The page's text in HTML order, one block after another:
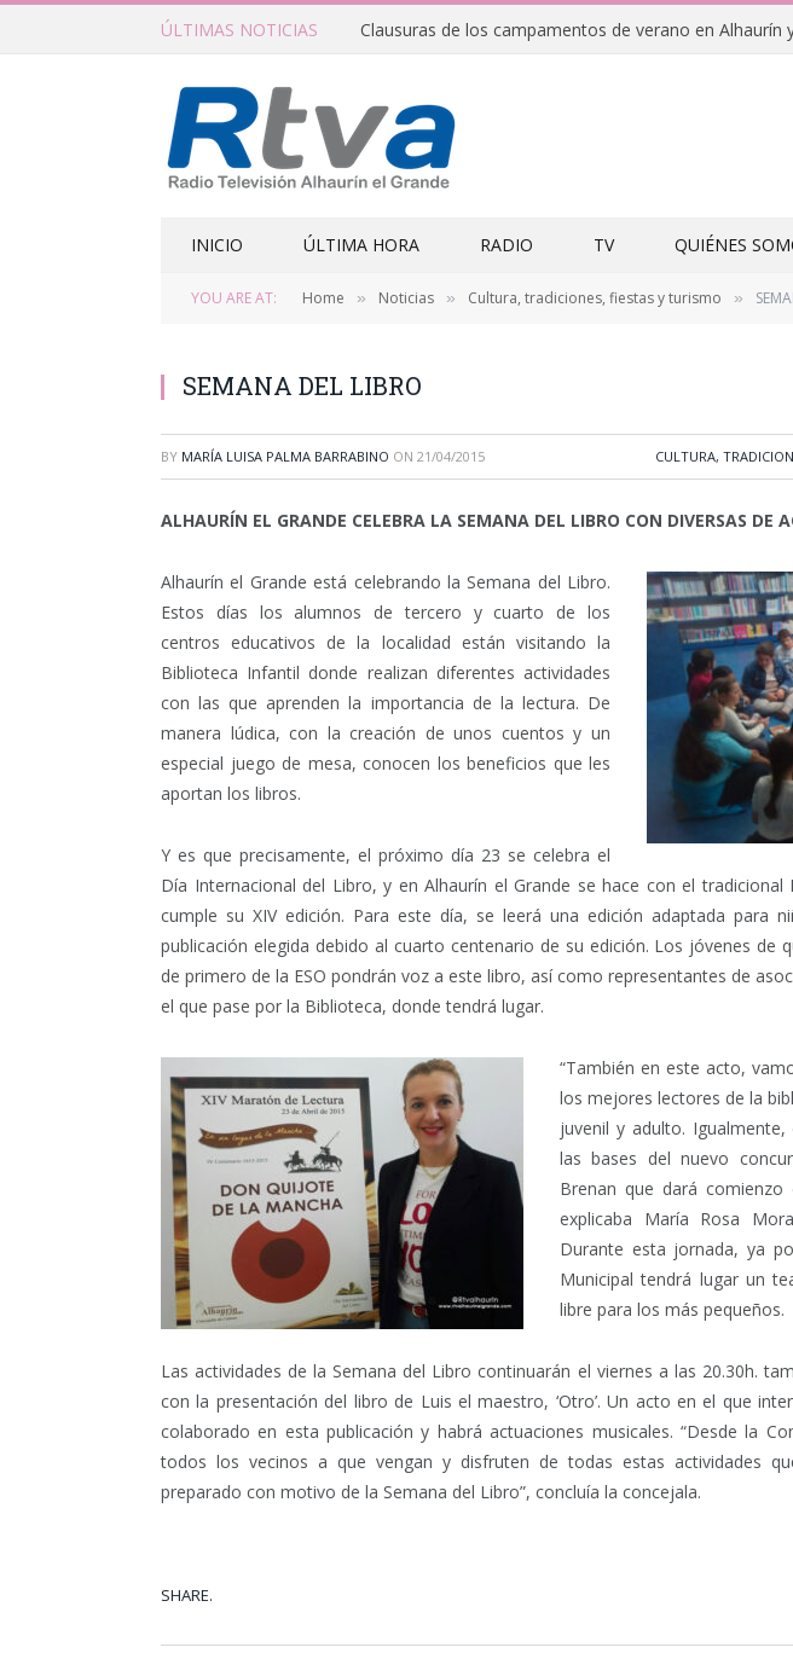
ÚLTIMAS NOTICIAS
INICIO ÚLTIMA HORA RADIO TV QUIÉNES
YOU ARE AT: Home » Noticias » Cultura, tradiciones, fiestas y turismo »
SEMANA DEL LIBRO
BY MARÍA LUISA PALMA BARRABINO ON 21/04/2015 CULTURA,
ALHAURÍN EL GRANDE CELEBRA LA SEMANA DEL LIBRO CON DIVERSAS DE
Alhaurín el Grande está celebrando la Semana del Libro.
Estos días los alumnos de tercero y cuarto de los
centros educativos de la localidad están visitando la
Biblioteca Infantil donde realizan diferentes actividades
con las que aprenden la importancia de la lectura. De
manera lúdica, con la creación de unos cuentos y un
especial juego de mesa, conocen los beneficios que les
aportan los libros.
Y es que precisamente, el próximo día 23 se celebra el
Día Internacional del Libro, y en Alhaurín el Grande se hace con el
cumple su XIV edición. Para este día, se leerá una edición adaptada para
publicación elegida debido al cuarto centenario de su edición. Los jóvenes de
de primero de la ESO pondrán voz a este libro, así como representantes de
el que pase por la Biblioteca, donde tendrá lugar.
“También en este acto,
los mejores lectores de la
juvenil y adulto.
las bases del nuevo
Brenan que dará comienzo
explicaba María Rosa
Durante esta jornada, ya
Municipal tendrá lugar un
libre para los más pequeños.
Las actividades de la Semana del Libro continuarán el viernes a las 20.30h.
con la presentación del libro de Luis el maestro, ‘Otro’. Un acto en el que
colaborado en esta publicación y habrá actuaciones musicales. “Desde la
todos los vecinos a que vengan y disfruten de todas estas actividades
preparado con motivo de la Semana del Libro”, concluía la concejala.
SHARE.